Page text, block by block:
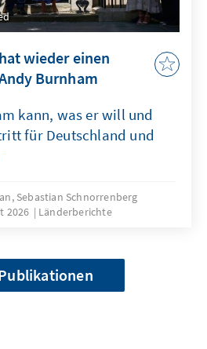
wieder einen
Burnham
kann, was er will und
für Deutschland und
Sebastian Schnorrenberg
2026
Länderberichte